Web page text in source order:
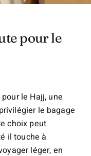
pour le
le Hajj, une
le bagage
choix peut
il touche à
léger, en